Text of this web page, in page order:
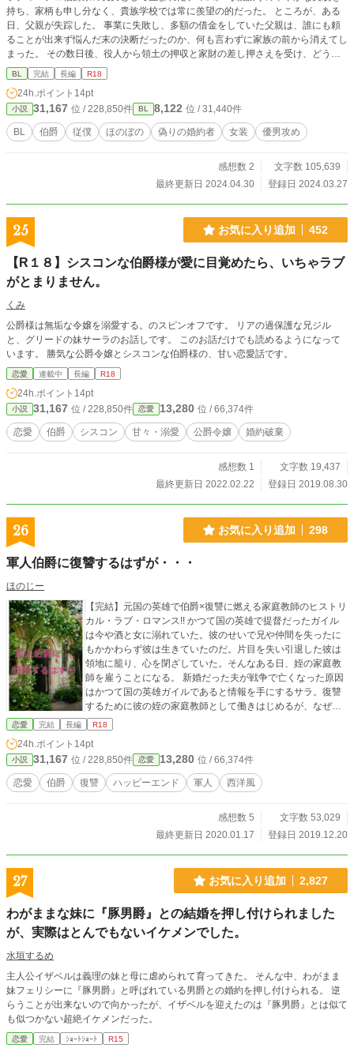
持ち、家柄も申し分なく、貴族学校では常に羨望の的だった。 ところが、ある
日、父親が失踪した。 事業に失敗し、多額の借金をしていた父親は、誰にも頼
ることが出来ず悩んだ末の決断だったのか、何も言わずに家族の前から消えてし
まった。 その数日後、役人から領土の押収と家財の差し押さえを受け、どうし
ていいのか分からず途方に暮れていると、ある男がティムに声を掛けて来る。
彼から「仕事しませんか？」と言われ、今まで働いたことが無いことを伝えるが
「大丈夫です。とても簡単な仕事ですから」と説明され、これはいい条件だと思
い、二つ返事をした。けれど――？
BL 完結 長編 R18
24h.ポイント 14pt
小説 31,167 位 / 228,850件 BL 8,122 位 / 31,440件
BL 伯爵 従僕 ほのぼの 偽りの婚約者 女装 優男攻め
感想数 2
文字数 105,639
最終更新日 2024.04.30
登録日 2024.03.27
25 お気に入り追加 452
【R１８】シスコンな伯爵様が愛に目覚めたら、いちゃラブ
がとまりません。
くみ
公爵様は無垢な令嬢を溺愛する。のスピンオフです。 リアの過保護な兄ジル
と、グリードの妹サーラのお話しです。 このお話だけでも読めるようになって
います。 勝気な公爵令嬢とシスコンな伯爵様の、甘い恋愛話です。
恋愛 連載中 長編 R18
24h.ポイント 14pt
小説 31,167 位 / 228,850件 恋愛 13,280 位 / 66,374件
恋愛 伯爵 シスコン 甘々・溺愛 公爵令嬢 婚約破棄
感想数 1
文字数 19,437
最終更新日 2022.02.22
登録日 2019.08.30
26 お気に入り追加 298
軍人伯爵に復讐するはずが・・・
ほのじー
【完結】元国の英雄で伯爵×復讐に燃える家庭教師のヒストリ
カル・ラブ・ロマンス!! かつて国の英雄で提督だったガイル
は今や酒と女に溺れていた。彼のせいで兄や仲間を失ったに
もかかわらず彼は生きていたのだ。片目を失い引退した彼は
領地に籠り、心を閉ざしていた。そんなある日、姪の家庭教
師を雇うことになる。 新婚だった夫が戦争で亡くなった原因
はかつて国の英雄ガイルであると情報を手にするサラ。復讐
するために彼の姪の家庭教師として働きはじめるが、なぜか
彼に惹かれていく・・・
恋愛 完結 長編 R18
24h.ポイント 14pt
小説 31,167 位 / 228,850件 恋愛 13,280 位 / 66,374件
恋愛 伯爵 復讐 ハッピーエンド 軍人 西洋風
感想数 5
文字数 53,029
最終更新日 2020.01.17
登録日 2019.12.20
27 お気に入り追加 2,827
わがままな妹に『豚男爵』との結婚を押し付けられました
が、実際はとんでもないイケメンでした。
水垣するめ
主人公イザベルは義理の妹と母に虐められて育ってきた。 そんな中、わがまま
妹フェリシーに『豚男爵』と呼ばれている男爵との婚約を押し付けられる。 逆
らうことが出来ないので向かったが、イザベルを迎えたのは『豚男爵』とは似て
も似つかない超絶イケメンだった。
恋愛 完結 ｼｮｰﾄｼｮｰﾄ R15